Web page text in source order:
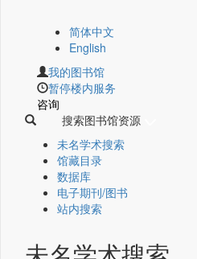
简体中文
English
我的图书馆
暂停楼内服务
咨询
搜索图书馆资源
未名学术搜索
馆藏目录
数据库
电子期刊/图书
站内搜索